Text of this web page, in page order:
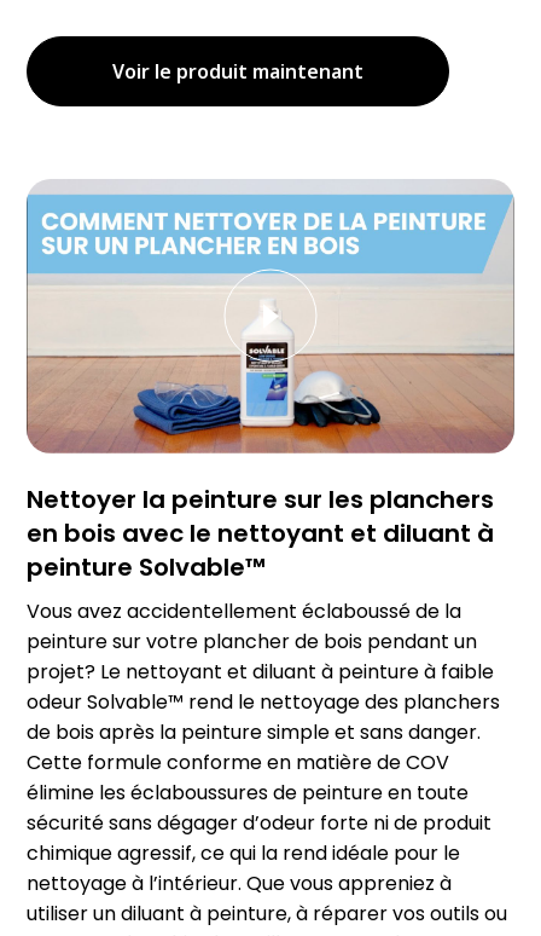
Voir le produit maintenant
Nettoyer la peinture sur les planchers
en bois avec le nettoyant et diluant à
peinture Solvable™
Vous avez accidentellement éclaboussé de la
peinture sur votre plancher de bois pendant un
projet? Le nettoyant et diluant à peinture à faible
odeur Solvable™ rend le nettoyage des planchers
de bois après la peinture simple et sans danger.
Cette formule conforme en matière de COV
élimine les éclaboussures de peinture en toute
sécurité sans dégager d’odeur forte ni de produit
chimique agressif, ce qui la rend idéale pour le
nettoyage à l’intérieur. Que vous appreniez à
utiliser un diluant à peinture, à réparer vos outils ou